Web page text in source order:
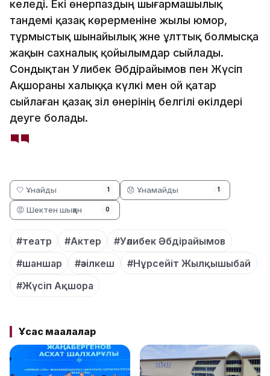
келеді. Екі өнерпаздың шығармашылық
тандемі қазақ көрерменіне жылы юмор,
тұрмыстық шынайылық және ұлттық болмысқа
жақын сахналық қойылымдар сыйлады.
Сондықтан Уәлибек Әбдірайымов пен Жүсіп
Ақшораны халыққа күлкі мен ой қатар
сыйлаған қазақ әзіл өнерінің белгілі өкілдері
деуге болады.
🤍 Ұнайды 1 😞 Ұнамайды 1
😡 Шектен шыққан 0
#театр #Актер
#Уәлибек Әбдірайымов
#шаншар
#әзілкеш
#Нұрсейіт Жылқышыбай
#Жүсіп Ақшора
Ұқсас мақалалар